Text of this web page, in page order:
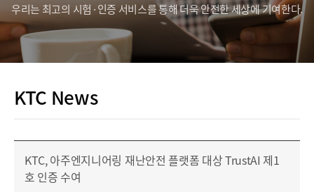
우리는 최고의 시험·인증 서비스를 통해 더욱 안전한 세상에 기여한다.
KTC News
KTC, 아주엔지니어링 재난안전 플랫폼 대상 TrustAI 제1
호 인증 수여